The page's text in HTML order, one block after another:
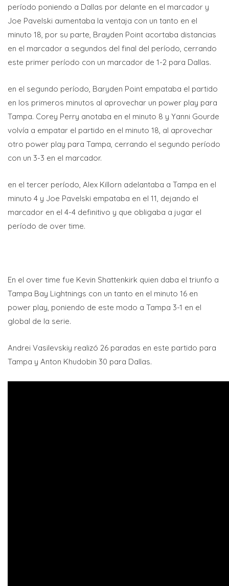
período poniendo a Dallas por delante en el marcador y
Joe Pavelski aumentaba la ventaja con un tanto en el
minuto 18, por su parte, Brayden Point acortaba distancias
en el marcador a segundos del final del período, cerrando
este primer período con un marcador de 1-2 para Dallas.
en el segundo período, Baryden Point empataba el partido
en los primeros minutos al aprovechar un power play para
Tampa. Corey Perry anotaba en el minuto 8 y Yanni Gourde
volvía a empatar el partido en el minuto 18, al aprovechar
otro power play para Tampa, cerrando el segundo período
con un 3-3 en el marcador.
en el tercer período, Alex Killorn adelantaba a Tampa en el
minuto 4 y Joe Pavelski empataba en el 11, dejando el
marcador en el 4-4 definitivo y que obligaba a jugar el
período de over time.
En el over time fue Kevin Shattenkirk quien daba el triunfo a
Tampa Bay Lightnings con un tanto en el minuto 16 en
power play, poniendo de este modo a Tampa 3-1 en el
global de la serie.
Andrei Vasilevskiy realizó 26 paradas en este partido para
Tampa y Anton Khudobin 30 para Dallas.